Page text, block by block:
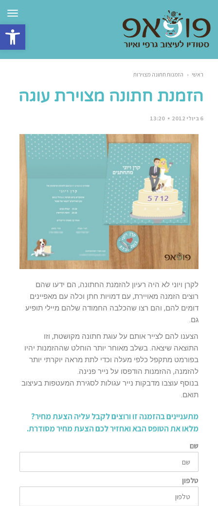
פתח
ראשי ‹ הזמנות חתונה מצוירות
הזמנת חתונה מצוירת עוגה
6 ביולי 2012 13:20
לקרן ויוני לא היה רעיון להזמנת החתונה, הם ידעו שהם
רוצים הזמנה מאויירת, עם דמויות חתן וכלה עם מאפיינים
דומים להם, והם רצו שהכלבה החמודה שלהם מיילי תופיע
גם.
הצענו להם לצייר אותם על עוגת חתונה מקושטת, וזו
התוצאה שיצאה. בשלב מאוחר יותר הוחלט שההזמנות יהיו
בפורמט מתקפל כלפי מעלה וכדי לתת מראה יוקרתי יותר
להזמנה, ההזמנות הודפסו על נייר פנינה.
בנוסף עוצבו מדבקות נייר עגולות לסגירת המעטפות בעיצוב
תואם.
מתעניינים בהזמנה זו ורוצים לקבל עליה הצעת מחיר?
מלאו את הטופס הבא ואחזיר לכם הצעת מחיר מסודרת.
שם
טלפון